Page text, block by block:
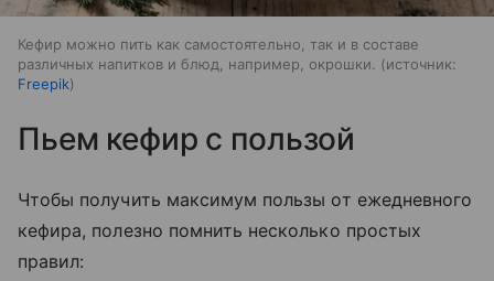
Кефир можно пить как самостоятельно, так и в составе
различных напитков и блюд, например, окрошки.
источник:
Freepik
Пьем кефир с пользой
Чтобы получить максимум пользы от ежедневного
кефира, полезно помнить несколько простых
правил: